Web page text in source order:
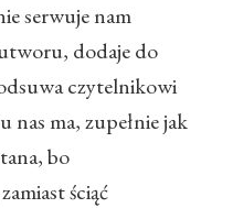
serwuje nam
dodaje do
czytelnikowi
ma, zupełnie jak
bo
ściąć